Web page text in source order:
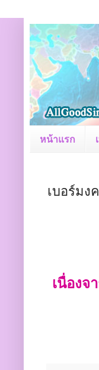
หน้าแรก
เบอร์มง
เนื่องจ